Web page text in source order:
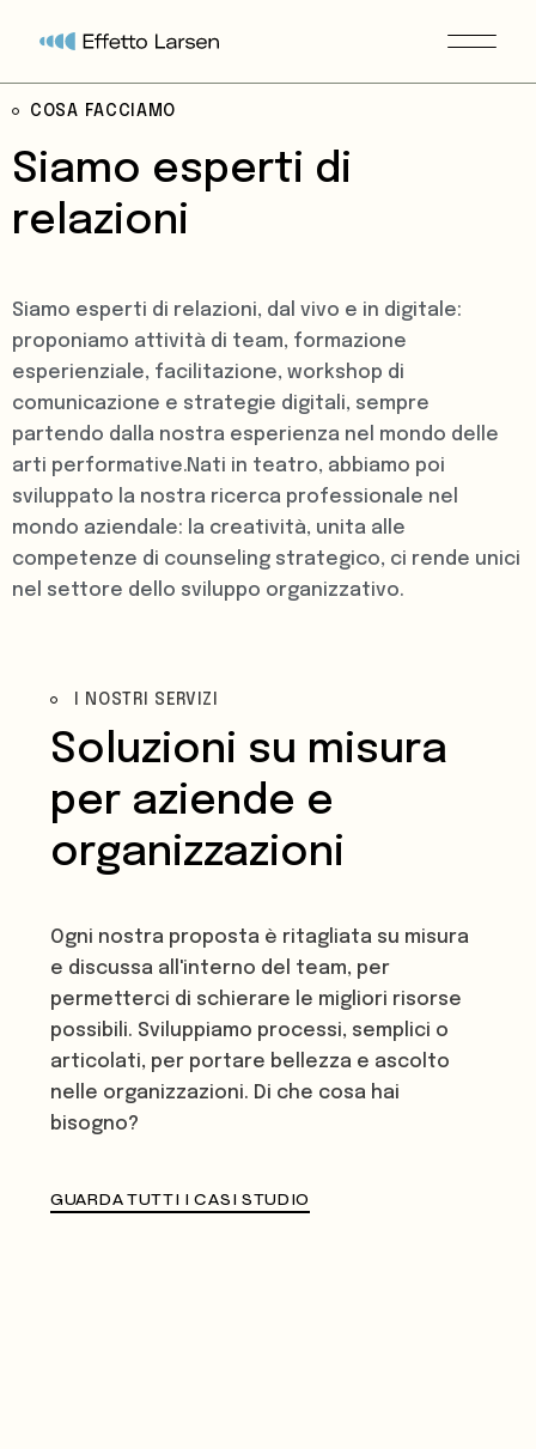
COSA FACCIAMO
Siamo esperti di
relazioni
Siamo esperti di relazioni, dal vivo e in digitale:
proponiamo attività di team, formazione
esperienziale, facilitazione, workshop di
comunicazione e strategie digitali, sempre
partendo dalla nostra esperienza nel mondo delle
arti performative.Nati in teatro, abbiamo poi
sviluppato la nostra ricerca professionale nel
mondo aziendale: la creatività, unita alle
competenze di counseling strategico, ci rende unici
nel settore dello sviluppo organizzativo.
I NOSTRI SERVIZI
Soluzioni su misura
per aziende e
organizzazioni
Ogni nostra proposta è ritagliata su misura
e discussa all'interno del team, per
permetterci di schierare le migliori risorse
possibili. Sviluppiamo processi, semplici o
articolati, per portare bellezza e ascolto
nelle organizzazioni. Di che cosa hai
bisogno?
GUARDA TUTTI I CASI STUDIO